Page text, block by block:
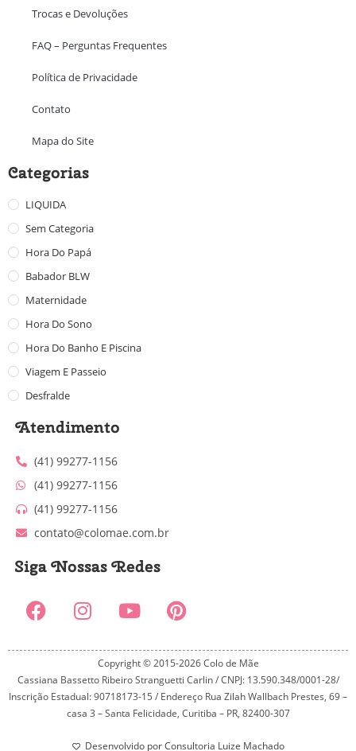
Trocas e Devoluções
FAQ – Perguntas Frequentes
Política de Privacidade
Contato
Mapa do Site
Categorias
LIQUIDA
Sem Categoria
Hora Do Papá
Babador BLW
Maternidade
Hora Do Sono
Hora Do Banho E Piscina
Viagem E Passeio
Desfralde
Atendimento
(41) 99277-1156
(41) 99277-1156
(41) 99277-1156
contato@colomae.com.br
Siga Nossas Redes
Copyright © 2015-2026 Colo de Mãe
Cassiana Bassetto Ribeiro Stranguetti Carlin / CNPJ: 13.590.348/0001-28/
Inscrição Estadual: 90718173-15 / Endereço Rua Zilah Wallbach Prestes, 69 –
casa 3 – Santa Felicidade, Curitiba – PR, 82400-307
Desenvolvido por Consultoria Luize Machado